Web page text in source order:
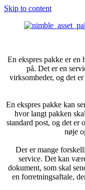
Skip to content
En ekspres pakke er en
på. Det er en
virksomheder, og det
En ekspres pakke kan
hvor langt pakken
standard post, og det er
nøje
Der er mange
service. Det kan
dokument, som skal
en forretningsaftale,